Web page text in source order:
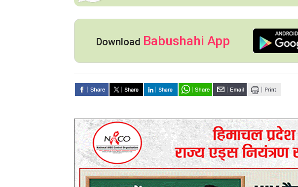
Download Babushahi App